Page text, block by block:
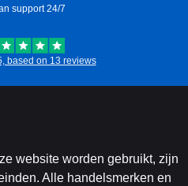
support 24/7
based on 13 reviews
website worden gebruikt, zijn
Alle handelsmerken en